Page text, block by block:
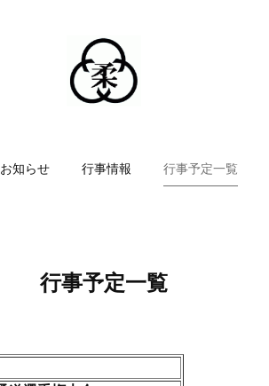
お知らせ 行事情報 行事予定一覧
行事予定一覧